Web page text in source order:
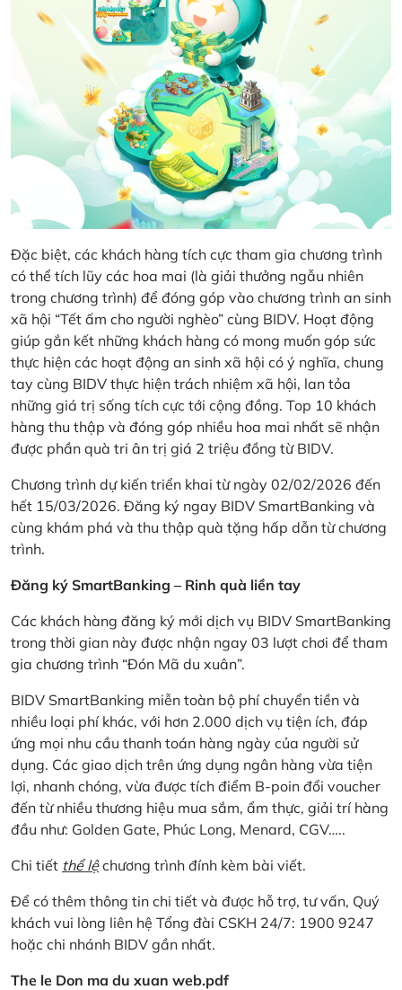
Đặc biệt, các khách hàng tích cực tham gia chương trình
có thể tích lũy các hoa mai (là giải thưởng ngẫu nhiên
trong chương trình) để đóng góp vào chương trình an sinh
xã hội “Tết ấm cho người nghèo” cùng BIDV. Hoạt động
giúp gắn kết những khách hàng có mong muốn góp sức
thực hiện các hoạt động an sinh xã hội có ý nghĩa, chung
tay cùng BIDV thực hiện trách nhiệm xã hội, lan tỏa
những giá trị sống tích cực tới cộng đồng. Top 10 khách
hàng thu thập và đóng góp nhiều hoa mai nhất sẽ nhận
được phần quà tri ân trị giá 2 triệu đồng từ BIDV.
Chương trình dự kiến triển khai từ ngày 02/02/2026 đến
hết 15/03/2026. Đăng ký ngay BIDV SmartBanking và
cùng khám phá và thu thập quà tặng hấp dẫn từ chương
trình.
Đăng ký SmartBanking – Rinh quà liền tay
Các khách hàng đăng ký mới dịch vụ BIDV SmartBanking
trong thời gian này được nhận ngay 03 lượt chơi để tham
gia chương trình “Đón Mã du xuân”.
BIDV SmartBanking miễn toàn bộ phí chuyển tiền và
nhiều loại phí khác, với hơn 2.000 dịch vụ tiện ích, đáp
ứng mọi nhu cầu thanh toán hàng ngày của người sử
dụng. Các giao dịch trên ứng dụng ngân hàng vừa tiện
lợi, nhanh chóng, vừa được tích điểm B-poin đổi voucher
đến từ nhiều thương hiệu mua sắm, ẩm thực, giải trí hàng
đầu như: Golden Gate, Phúc Long, Menard, CGV…..
Chi tiết thể lệchương trình đính kèm bài viết.
Để có thêm thông tin chi tiết và được hỗ trợ, tư vấn, Quý
khách vui lòng liên hệ Tổng đài CSKH 24/7: 1900 9247
hoặc chi nhánh BIDV gần nhất.
The le Don ma du xuan web.pdf